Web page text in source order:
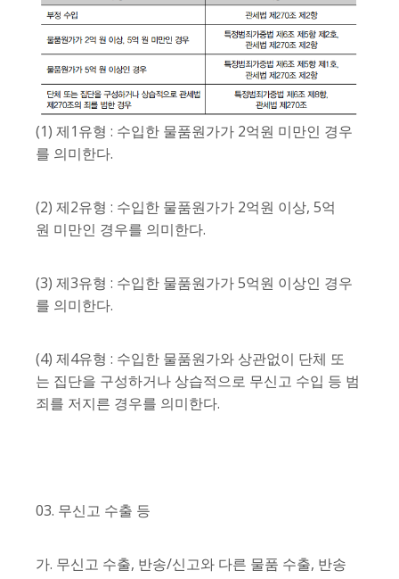
(1) 제1유형 : 수입한 물품원가가 2억원 미만인 경우
를 의미한다.
(2) 제2유형 : 수입한 물품원가가 2억원 이상, 5억
원 미만인 경우를 의미한다.
(3) 제3유형 : 수입한 물품원가가 5억원 이상인 경우
를 의미한다.
(4) 제4유형 : 수입한 물품원가와 상관없이 단체 또
는 집단을 구성하거나 상습적으로 무신고 수입 등 범
죄를 저지른 경우를 의미한다.
03. 무신고 수출 등
가. 무신고 수출, 반송/신고와 다른 물품 수출, 반송